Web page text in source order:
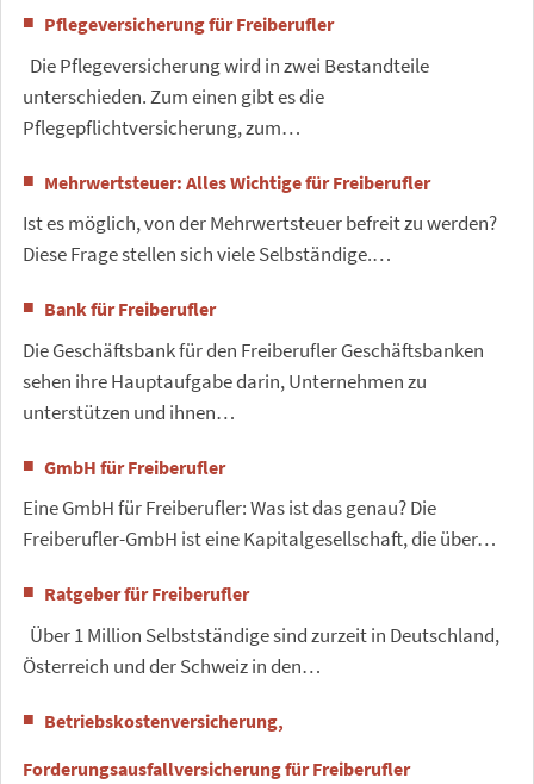
Pflegeversicherung für Freiberufler
Die Pflegeversicherung wird in zwei Bestandteile
unterschieden. Zum einen gibt es die
Pflegepflichtversicherung, zum…
Mehrwertsteuer: Alles Wichtige für Freiberufler
Ist es möglich, von der Mehrwertsteuer befreit zu werden?
Diese Frage stellen sich viele Selbständige.…
Bank für Freiberufler
Die Geschäftsbank für den Freiberufler Geschäftsbanken
sehen ihre Hauptaufgabe darin, Unternehmen zu
unterstützen und ihnen…
GmbH für Freiberufler
Eine GmbH für Freiberufler: Was ist das genau? Die
Freiberufler-GmbH ist eine Kapitalgesellschaft, die über…
Ratgeber für Freiberufler
Über 1 Million Selbstständige sind zurzeit in Deutschland,
Österreich und der Schweiz in den…
Betriebskostenversicherung,
Forderungsausfallversicherung für Freiberufler